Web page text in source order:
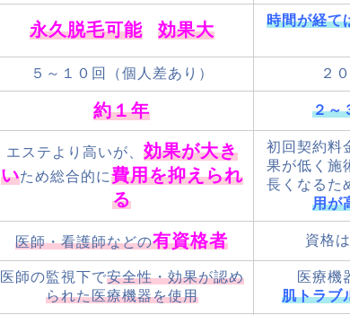
永久脱毛可能 効果大 時間が経て
５～１０回（個人差あり） ２
約１年 ２～
エステより高いが、 効果が大き
いため総合的に費用を抑えられ
る
初回契約料
果が低く施
長くなるた
用が
医師・看護師などの有資格者 資格
医師の監視下で安全性・効果が認め
られた医療機器を使用
医療機
肌トラブ